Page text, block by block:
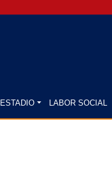
ESTADIO LABOR SOCIAL